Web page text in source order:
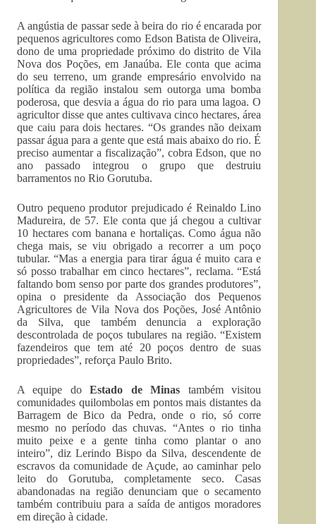
A angústia de passar sede à beira do rio é encarada por
pequenos agricultores como Edson Batista de Oliveira,
dono de uma propriedade próximo do distrito de Vila
Nova dos Poções, em Janaúba. Ele conta que acima
do seu terreno, um grande empresário envolvido na
política da região instalou sem outorga uma bomba
poderosa, que desvia a água do rio para uma lagoa. O
agricultor disse que antes cultivava cinco hectares, área
que caiu para dois hectares. “Os grandes não deixam
passar água para a gente que está mais abaixo do rio. É
preciso aumentar a fiscalização”, cobra Edson, que no
ano passado integrou o grupo que destruiu
barramentos no Rio Gorutuba.
Outro pequeno produtor prejudicado é Reinaldo Lino
Madureira, de 57. Ele conta que já chegou a cultivar
10 hectares com banana e hortaliças. Como água não
chega mais, se viu obrigado a recorrer a um poço
tubular. “Mas a energia para tirar água é muito cara e
só posso trabalhar em cinco hectares”, reclama. “Está
faltando bom senso por parte dos grandes produtores”,
opina o presidente da Associação dos Pequenos
Agricultores de Vila Nova dos Poções, José Antônio
da Silva, que também denuncia a exploração
descontrolada de poços tubulares na região. “Existem
fazendeiros que tem até 20 poços dentro de suas
propriedades”, reforça Paulo Brito.
A equipe doEstado de Minas também visitou
comunidades quilombolas em pontos mais distantes da
Barragem de Bico da Pedra, onde o rio, só corre
mesmo no período das chuvas. “Antes o rio tinha
muito peixe e a gente tinha como plantar o ano
inteiro”, diz Lerindo Bispo da Silva, descendente de
escravos da comunidade de Açude, ao caminhar pelo
leito do Gorutuba, completamente seco. Casas
abandonadas na região denunciam que o secamento
também contribuiu para a saída de antigos moradores
em direção à cidade.